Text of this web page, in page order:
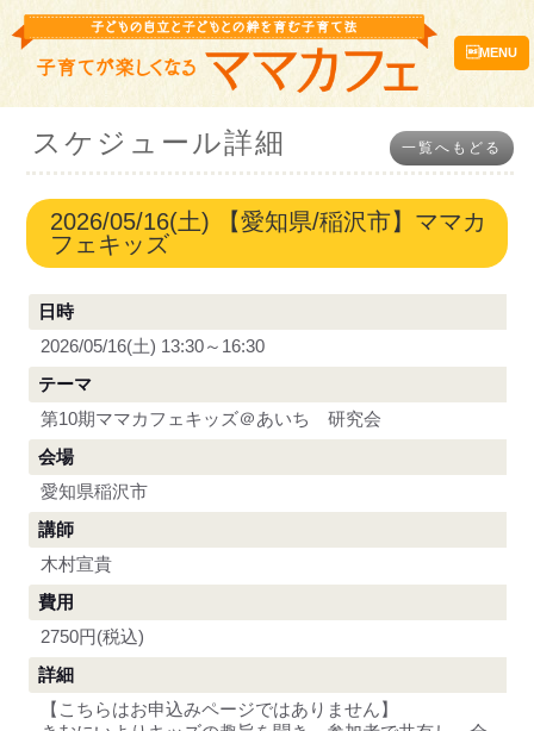
MENU
スケジュール詳細 一覧へもどる
2026/05/16(土) 【愛知県/稲沢市】ママカ
フェキッズ
日時
2026/05/16(土) 13:30～16:30
テーマ
第10期ママカフェキッズ＠あいち 研究会
会場
愛知県稲沢市
講師
木村宣貴
費用
2750円(税込)
詳細
【こちらはお申込みページではありません】